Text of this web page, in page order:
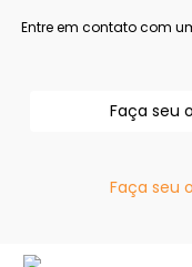
Entre em contato com
Faça seu
Faça seu